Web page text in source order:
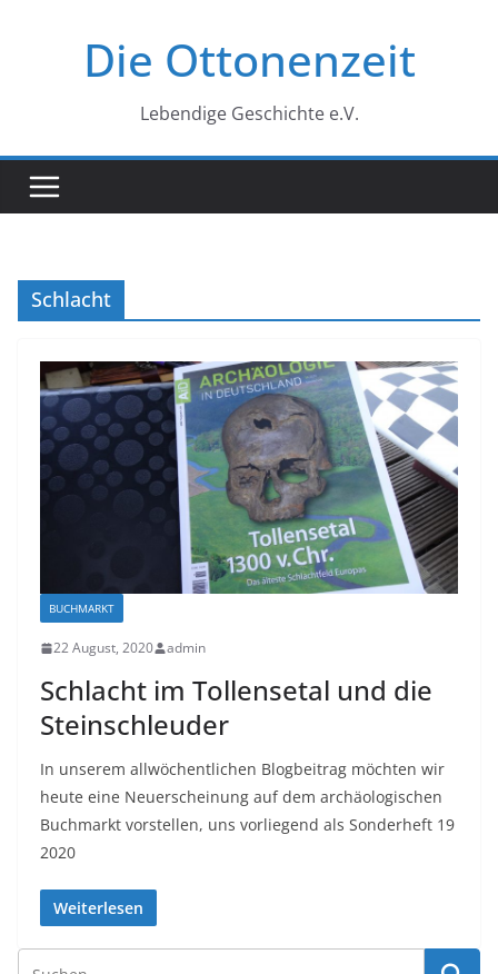
Die Ottonenzeit
Lebendige Geschichte e.V.
Schlacht
BUCHMARKT
22 August, 2020 admin
Schlacht im Tollensetal und die
Steinschleuder
In unserem allwöchentlichen Blogbeitrag möchten wir
heute eine Neuerscheinung auf dem archäologischen
Buchmarkt vorstellen, uns vorliegend als Sonderheft 19
2020
Weiterlesen